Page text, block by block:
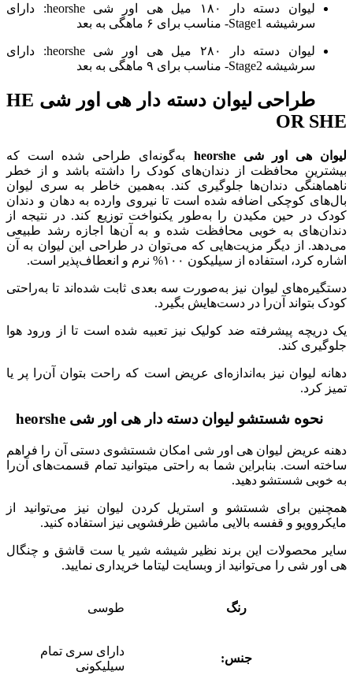
لیوان دسته دار ۱۸۰ میل هی اور شیheorshe:
دارای
سرشیشه Stage1- مناسب برای ۶ ماهگی به بعد
لیوان دسته دار ۲۸۰ میل هی اور شیheorshe:
دارای
سرشیشه Stage2- مناسب برای ۹ ماهگی به بعد
طراحی لیوان دسته دار هی اور شی HE
OR SHE
لیوان هی اور شیheorshe
به‌گونه‌ای طراحی شده است که
بیشترین محافظت از دندان‌های کودک را داشته باشد و از خطر
ناهماهنگی دندان‌ها جلوگیری کند. به‌همین خاطر به سری لیوان
بال‌های کوچکی اضافه شده است تا نیروی وارده به دهان و دندان
کودک در حین مکیدن را به‌طور یکنواخت توزیع کند.در نتیجه از
دندان‌های به خوبی محافظت شده و به آن‌ها اجازه رشد طبیعی
می‌دهد.
از دیگر مزیت‌هایی که می‌توان در طراحی این لیوان به آن
اشاره کرد، استفاده از سیلیکون ۱۰۰% نرم و انعطاف‌پذیر است.
دستگیره‌های لیوان نیز به‌صورت سه بعدی ثابت شده‌اند تا به‌راحتی
کودک بتواند آن‌را در دست‌هایش بگیرد.
یک دریچه پیشرفته ضد کولیک نیز تعبیه شده است تا از ورود هوا
جلوگیری کند.
دهانه لیوان نیز به‌اندازه‌ای عریض است که راحت بتوان آن‌را پر یا
تمیز کرد.
نحوه شستشو لیوان دسته دار هی اور شی heorshe
دهنه عریض لیوان هی اور شی امکان شستشوی دستی آن را فراهم
ساخته است. بنابراین شما به راحتی میتوانید تمام قسمت‌های آن‌را
به خوبی شستشو دهید.
همچنین برای شستشو و استریل کردن لیوان نیز می‌توانید از
مایکروویو و قفسه بالایی ماشین ظرفشویی نیز استفاده کنید.
سایر محصولات این برند نظیر شیشه شیر یا ست قاشق و چنگال
هی اور شی را می‌توانید از وبسایت لیتاما خریداری نمایید.
رنگ طوسی
جنس:
دارای سری تمام
سیلیکونی